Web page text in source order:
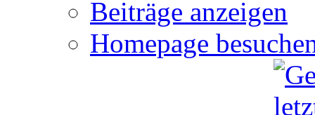
Beiträge anzeigen
Homepage